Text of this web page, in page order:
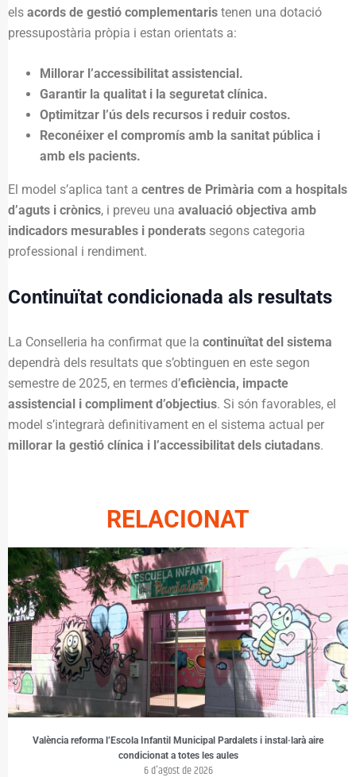
els acords de gestió complementaris tenen una dotació
pressupostària pròpia i estan orientats a:
Millorar l’accessibilitat assistencial.
Garantir la qualitat i la seguretat clínica.
Optimitzar l’ús dels recursos i reduir costos.
Reconéixer el compromís amb la sanitat pública i
amb els pacients.
El model s’aplica tant a centres de Primària com a hospitals
d’aguts i crònics, i preveu una avaluació objectiva amb
indicadors mesurables i ponderats segons categoria
professional i rendiment.
Continuïtat condicionada als resultats
La Conselleria ha confirmat que la continuïtat del sistema
dependrà dels resultats que s’obtinguen en este segon
semestre de 2025, en termes d’eficiència, impacte
assistencial i compliment d’objectius. Si són favorables, el
model s’integrarà definitivament en el sistema actual per
millorar la gestió clínica i l’accessibilitat dels ciutadans.
RELACIONAT
València reforma l’Escola Infantil Municipal Pardalets i instal·larà aire
condicionat a totes les aules
6 d'agost de 2026